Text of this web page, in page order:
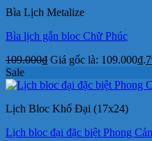
Bìa Lịch Metalize
Bìa lịch gắn bloc Chữ Phúc
109.000₫ Giá gốc là: 109.000₫.
Sale
Lịch Bloc Khổ Đại (17x24)
Lịch bloc đại đặc biệt Phong